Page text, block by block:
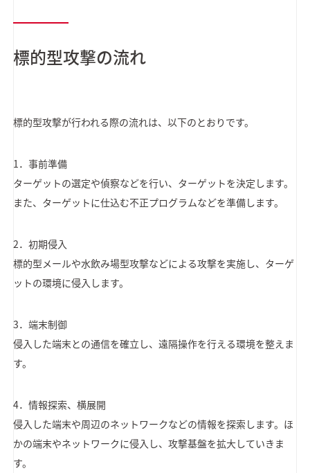
標的型攻撃の流れ
標的型攻撃が行われる際の流れは、以下のとおりです。
1．事前準備
ターゲットの選定や偵察などを行い、ターゲットを決定します。
また、ターゲットに仕込む不正プログラムなどを準備します。
2．初期侵入
標的型メールや水飲み場型攻撃などによる攻撃を実施し、ターゲ
ットの環境に侵入します。
3．端末制御
侵入した端末との通信を確立し、遠隔操作を行える環境を整えま
す。
4．情報探索、横展開
侵入した端末や周辺のネットワークなどの情報を探索します。ほ
かの端末やネットワークに侵入し、攻撃基盤を拡大していきま
す。